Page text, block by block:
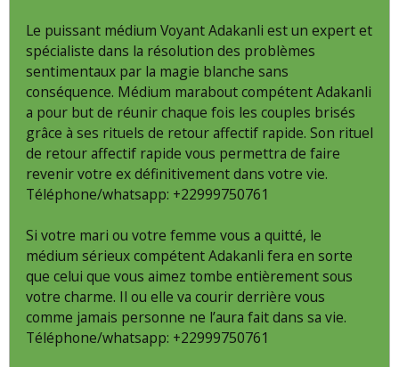
Le puissant médium Voyant Adakanli est un expert et
spécialiste dans la résolution des problèmes
sentimentaux par la magie blanche sans
conséquence. Médium marabout compétent Adakanli
a pour but de réunir chaque fois les couples brisés
grâce à ses rituels de retour affectif rapide. Son rituel
de retour affectif rapide vous permettra de faire
revenir votre ex définitivement dans votre vie.
Téléphone/whatsapp: +22999750761
Si votre mari ou votre femme vous a quitté, le
médium sérieux compétent Adakanli fera en sorte
que celui que vous aimez tombe entièrement sous
votre charme. Il ou elle va courir derrière vous
comme jamais personne ne l’aura fait dans sa vie.
Téléphone/whatsapp: +22999750761